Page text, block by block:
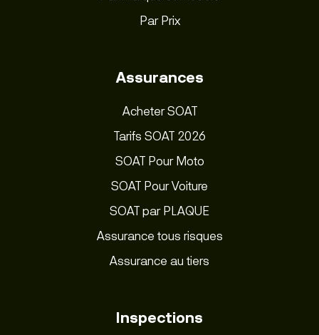
Par Prix
Assurances
Acheter SOAT
Tarifs SOAT 2026
SOAT Pour Moto
SOAT Pour Voiture
SOAT par PLAQUE
Assurance tous risques
Assurance au tiers
Inspections